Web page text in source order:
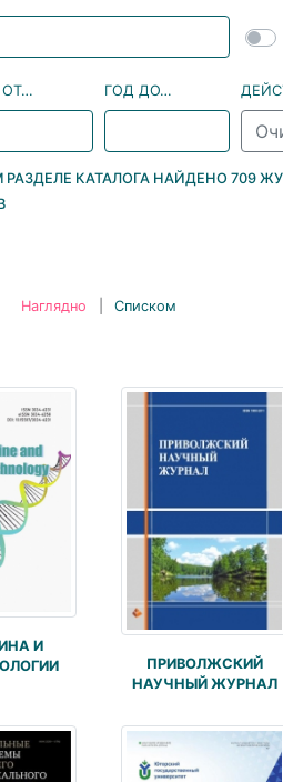
ОТ… ГОД ДО…
КАТАЛОГА НАЙДЕНО 709
Наглядно Списком
И
ПРИВОЛЖСКИЙ
НАУЧНЫЙ ЖУРНАЛ